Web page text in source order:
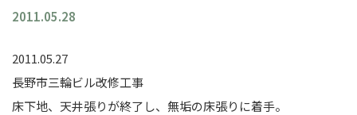
2011.05.28
2011.05.27
長野市三輪ビル改修工事
床下地、天井張りが終了し、無垢の床張りに着手。